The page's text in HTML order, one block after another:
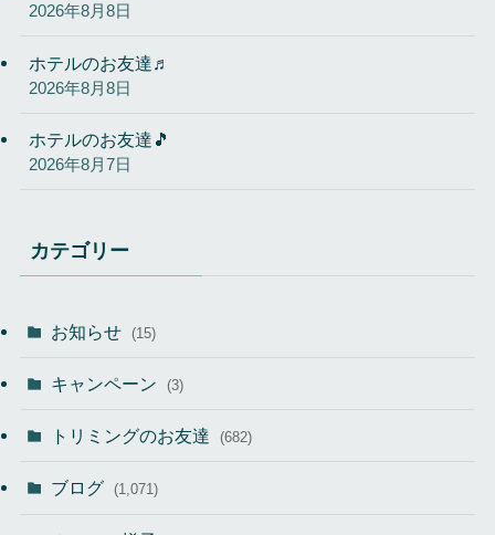
2026年8月8日
ホテルのお友達♬
2026年8月8日
ホテルのお友達🎵
2026年8月7日
カテゴリー
お知らせ (15)
キャンペーン (3)
トリミングのお友達 (682)
ブログ (1,071)